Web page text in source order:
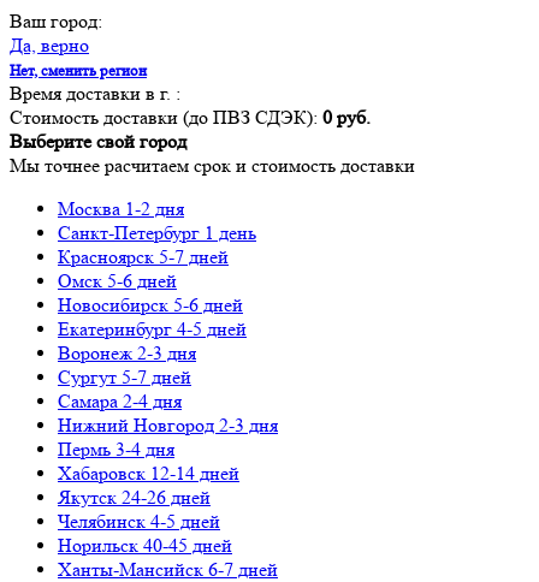
Ваш город:
Да, верно
Нет, сменить регион
Время доставки в г. :
Стоимость доставки (до ПВЗ СДЭК): 0 руб.
Выберите свой город
Мы точнее расчитаем срок и стоимость доставки
Москва 1-2 дня
Санкт-Петербург 1 день
Красноярск 5-7 дней
Омск 5-6 дней
Новосибирск 5-6 дней
Екатеринбург 4-5 дней
Воронеж 2-3 дня
Сургут 5-7 дней
Самара 2-4 дня
Нижний Новгород 2-3 дня
Пермь 3-4 дня
Хабаровск 12-14 дней
Якутск 24-26 дней
Челябинск 4-5 дней
Норильск 40-45 дней
Ханты-Мансийск 6-7 дней